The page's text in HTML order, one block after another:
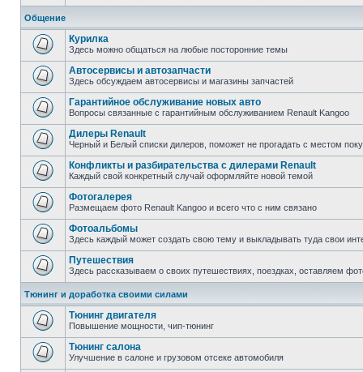
Общение
Курилка
Здесь можно общаться на любые посторонние темы
Автосервисы и автозапчасти
Здесь обсуждаем автосервисы и магазины запчастей
Гарантийное обслуживание новых авто
Вопросы связанные с гарантийным обслуживанием Renault Kangoo
Дилеры Renault
Черный и Белый списки дилеров, поможет не прогадать с местом
Конфликты и разбирательства с дилерами Renault
Каждый свой конкретный случай оформляйте новой темой
Фотогалерея
Размещаем фото Renault Kangoo и всего что с ним связано
Фотоальбомы
Здесь каждый может создать свою тему и выкладывать туда свои
Путешествия
Здесь рассказываем о своих путешествиях, поездках, оставляем
Тюнинг и доработка своими силами
Тюнинг двигателя
Повышение мощности, чип-тюнинг
Тюнинг салона
Улучшение в салоне и грузовом отсеке автомобиля